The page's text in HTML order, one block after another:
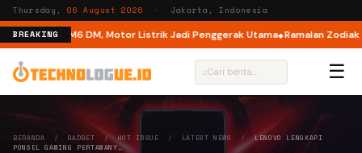
Thursday,06 August 2026 · Jakarta, Indonesia
BREAKING
Mode di M6 DM, Motor Listrik Jadi Penggerak Utama Ramalan Zodiak 6
⌕ ☰
BERANDA / GADGET /HOT ISSUE / LATEST NEWS /LENOVO LENGKAPI
PONSEL GAMING PERTAMANY…